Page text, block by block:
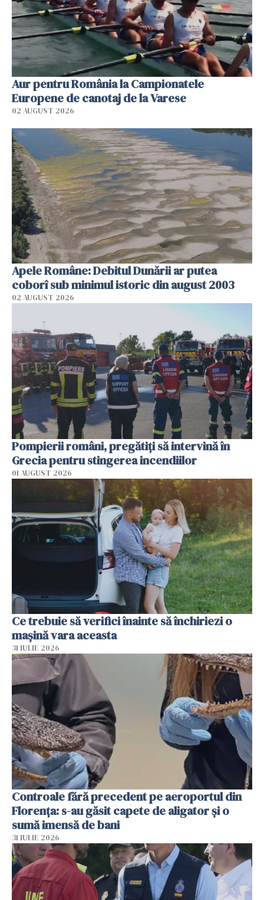
Aur pentru România la Campionatele
Europene de canotaj de la Varese
02 AUGUST 2026
Apele Române: Debitul Dunării ar putea
coborî sub minimul istoric din august 2003
02 AUGUST 2026
Pompierii români, pregătiţi să intervină în
Grecia pentru stingerea incendiilor
01 AUGUST 2026
Ce trebuie să verifici înainte să închiriezi o
mașină vara aceasta
31 IULIE 2026
Controale fără precedent pe aeroportul din
Florența: s-au găsit capete de aligator și o
sumă imensă de bani
31 IULIE 2026